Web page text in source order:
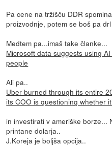
Pa cene na tržišču DDR
proizvodnje, potem se boš pa
Medtem pa...imaš take članke...
Microsoft data suggests using
people
Ali pa..
Uber burned through its entire
its COO is questioning whether
in investirati v ameriške borze...
printane dolarja..
J.Koreja je boljša opcija..